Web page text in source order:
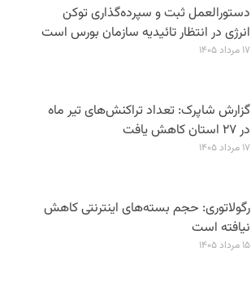
دستورالعمل ثبت و سپرده‌گذاری توکن
انرژی در انتظار تائیدیه سازمان بورس است
۱۷ مرداد ۱۴۰۵
گزارش شاپرک: تعداد تراکنش‌های تیر ماه
در ۲۷ استان‌ کاهش یافت
۱۷ مرداد ۱۴۰۵
رگولاتوری: حجم بسته‌های اینترنتی کاهش
نیافته است
۱۵ مرداد ۱۴۰۵